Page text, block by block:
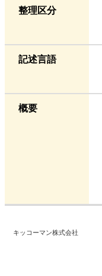
整理区分
記述言語
概要
キッコーマン株式会社